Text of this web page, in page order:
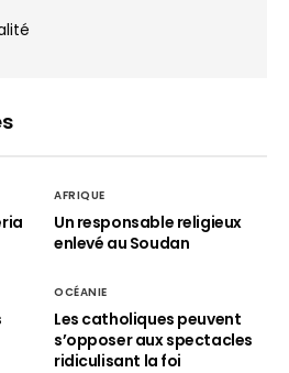
AFRIQUE
Un responsable religieux
enlevé au Soudan
OCÉANIE
Les catholiques peuvent
s’opposer aux spectacles
ridiculisant la foi